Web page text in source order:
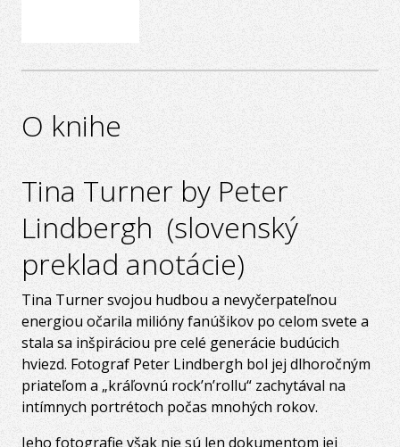
O knihe
Tina Turner by Peter
Lindbergh (slovenský
preklad anotácie)
Tina Turner svojou hudbou a nevyčerpateľnou
energiou očarila milióny fanúšikov po celom svete a
stala sa inšpiráciou pre celé generácie budúcich
hviezd. Fotograf Peter Lindbergh bol jej dlhoročným
priateľom a „kráľovnú rock’n’rollu“ zachytával na
intímnych portrétoch počas mnohých rokov.
Jeho fotografie však nie sú len dokumentom jej